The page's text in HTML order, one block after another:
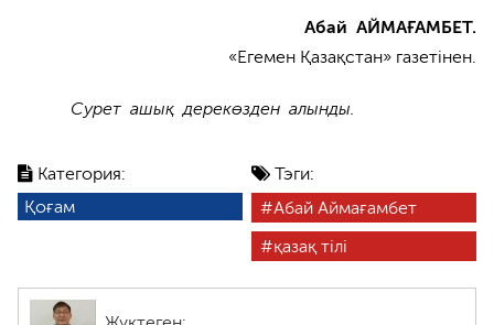
Категория:
Қоғам
Тэги:
Абай Аймағамбет
қазақ тілі
Абай АЙМАҒАМБЕТ.
«Егемен Қазақстан» газетінен.
Сурет ашық дерекөзден алынды.